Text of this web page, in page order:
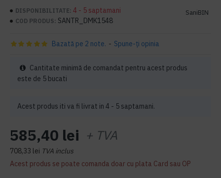
DISPONIBILITATE: 4 - 5 saptamani
COD PRODUS: SANTR_DMK1548
SaniBIN
Acest produs iti va fi livrat in 4 - 5 saptamani.
Bazată pe 2 note. - Spune-ţi opinia
585,40 lei + TVA
708,33 lei TVA inclus
Acest produs se poate comanda doar cu plata Card sau OP
Cantitate minimă de comandat pentru acest produs
este de 5 bucati